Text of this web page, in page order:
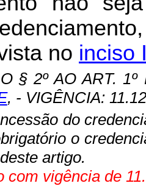
no inciso
§ 2º AO ART.
, - VIGÊNCIA:
do
o
artigo.
com vigência de